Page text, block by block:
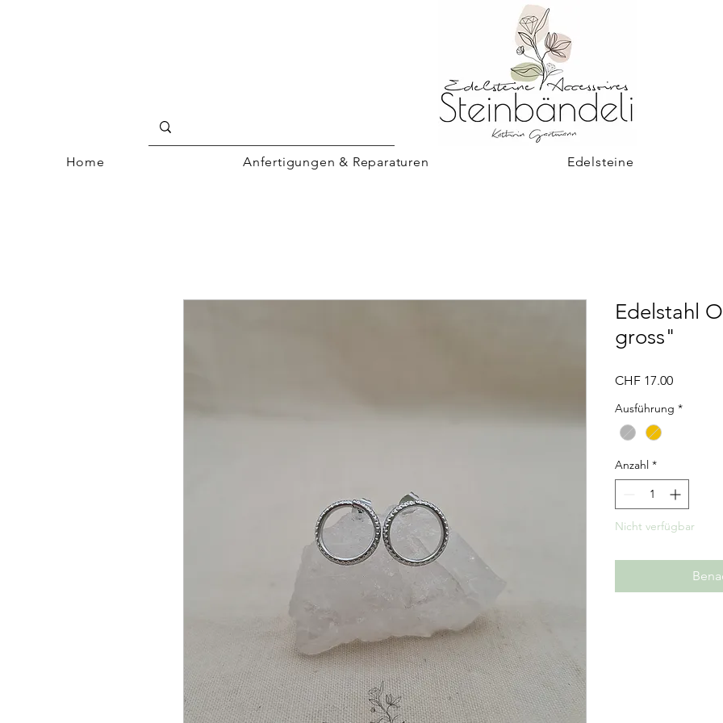
Home Anfertigungen & Reparaturen Edelsteine
Edelstahl
gross"
CHF 17.00Preis
Ausführung *
Anzahl *
Nicht verfügbar